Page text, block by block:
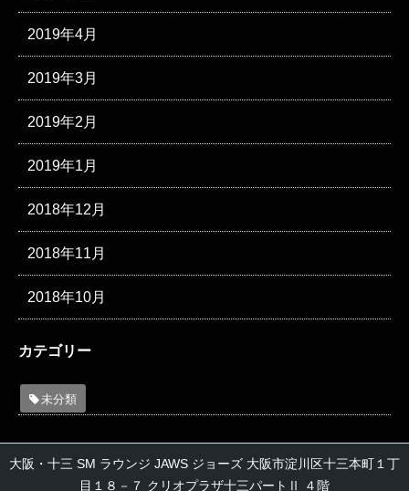
2019年4月
2019年3月
2019年2月
2019年1月
2018年12月
2018年11月
2018年10月
カテゴリー
未分類
大阪・十三 SM ラウンジ JAWS ジョーズ 大阪市淀川区十三本町１丁
目１８－７ クリオプラザ十三パートⅡ ４階